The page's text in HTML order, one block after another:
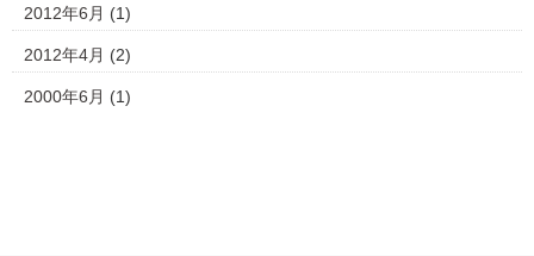
2012年6月 (1)
2012年4月 (2)
2000年6月 (1)